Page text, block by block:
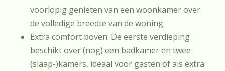
voorlopig genieten van een woonkamer over
de volledige breedte van de woning.
Extra comfort boven: De eerste verdieping
beschikt over (nog) een badkamer en twee
(slaap-)kamers, ideaal voor gasten of als extra